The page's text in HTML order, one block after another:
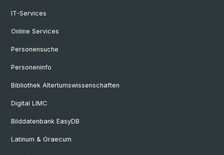
IT-Services
Online Services
Personensuche
Personeninfo
Bibliothek Altertumswissenschaften
Digital LIMC
Bilddatenbank EasyDB
Latinum & Graecum